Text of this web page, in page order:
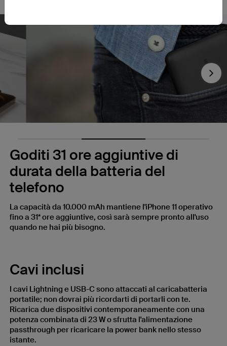
Next
Goditi 31 ore aggiuntive di
durata della batteria del
telefono
La capacità da 10.000 mAh mantiene l'iPhone 11 operativo
fino a 31* ore aggiuntive, così sarà sempre pronto all'uso
quando ne hai più bisogno.
Cavi inclusi
I cavi Lightning e USB-C sono attaccati al caricabatteria
portatile; non dovrai più ricordarti di portarli con te.
Ricarica due dispositivi contemporaneamente con una
potenza combinata di 23 W o sfrutta l'alimentazione
passthrough per ricaricare la power bank nello stesso
istante.